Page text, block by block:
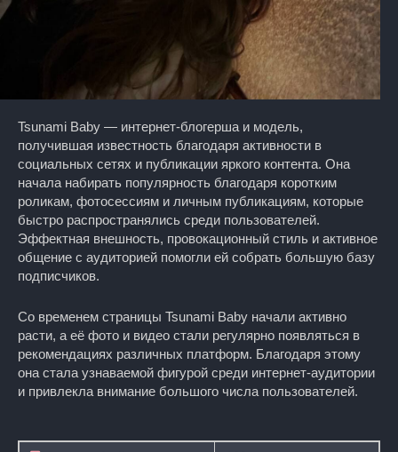
Tsunami Baby — интернет-блогерша и модель,
получившая известность благодаря активности в
социальных сетях и публикации яркого контента. Она
начала набирать популярность благодаря коротким
роликам, фотосессиям и личным публикациям, которые
быстро распространялись среди пользователей.
Эффектная внешность, провокационный стиль и активное
общение с аудиторией помогли ей собрать большую базу
подписчиков.
Со временем страницы Tsunami Baby начали активно
расти, а её фото и видео стали регулярно появляться в
рекомендациях различных платформ. Благодаря этому
она стала узнаваемой фигурой среди интернет-аудитории
и привлекла внимание большого числа пользователей.